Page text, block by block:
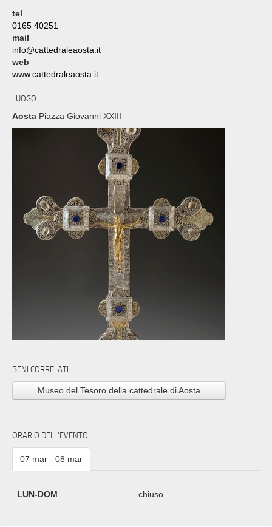
tel
0165 40251
mail
info@cattedraleaosta.it
web
www.cattedraleaosta.it
LUOGO
Aosta Piazza Giovanni XXIII
BENI CORRELATI
Museo del Tesoro della cattedrale di Aosta
ORARIO DELL'EVENTO
07 mar - 08 mar
LUN-DOM chiuso